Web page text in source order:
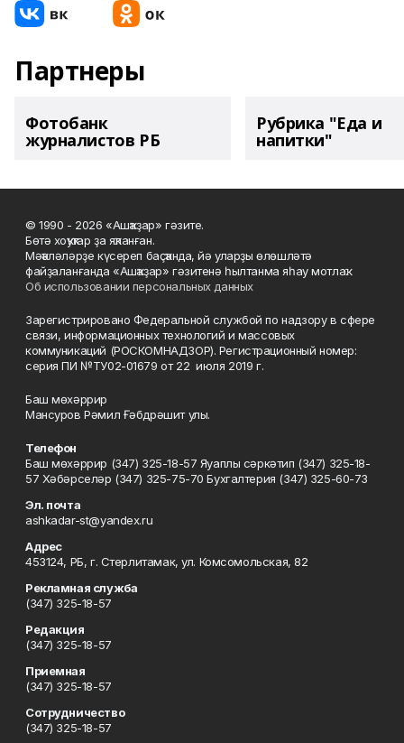
Партнеры
Фотобанк
журналистов РБ
Рубрика "Еда и
напитки"
© 1990 - 2026 «Ашҡаҙар» гәзите.
Бөтә хоҡуҡтар ҙа яҡланған.
Мәҡәләләрҙе күсереп баҫҡанда, йә уларҙы өлөшләтә
файҙаланғанда «Ашҡаҙар» гәзитенә һылтанма яһау мотлаҡ.
Об использовании персональных данных
Зарегистрировано Федеральной службой по надзору в сфере
связи, информационных технологий и массовых
коммуникаций (РОСКОМНАДЗОР). Регистрационный номер:
серия ПИ №ТУ02-01679 от 22 июля 2019 г.
Баш мөхәррир
Мансуров Рәмил Ғәбдрәшит улы.
Телефон
Баш мөхәррир (347) 325-18-57 Яуаплы сәркәтип (347) 325-18-
57 Хәбәрселәр (347) 325-75-70 Бухгалтерия (347) 325-60-73
Эл. почта
ashkadar-st@yandex.ru
Адрес
453124, РБ, г. Стерлитамак, ул. Комсомольская, 82
Рекламная служба
(347) 325-18-57
Редакция
(347) 325-18-57
Приемная
(347) 325-18-57
Сотрудничество
(347) 325-18-57